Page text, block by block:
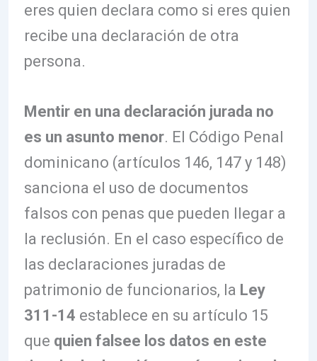
eres quien declara como si eres quien
recibe una declaración de otra
persona.
Mentir en una declaración jurada no
es un asunto menor. El Código Penal
dominicano (artículos 146, 147 y 148)
sanciona el uso de documentos
falsos con penas que pueden llegar a
la reclusión. En el caso específico de
las declaraciones juradas de
patrimonio de funcionarios, la Ley
311-14 establece en su artículo 15
que quien falsee los datos en este